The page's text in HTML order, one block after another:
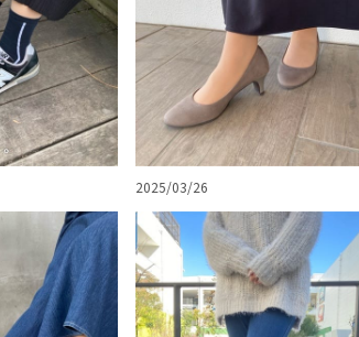
2025/03/26